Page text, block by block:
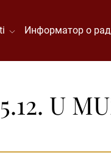
Информатор о
U